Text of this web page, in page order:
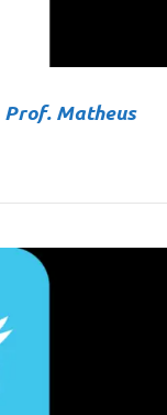
Prof. Matheus